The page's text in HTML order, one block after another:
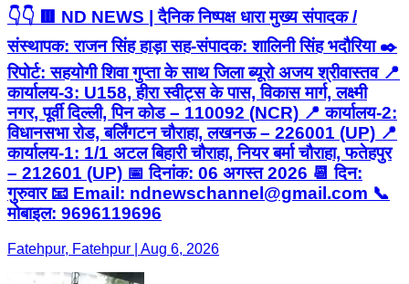
👇👇 🟥 ND NEWS | दैनिक निष्पक्ष धारा मुख्य संपादक /
संस्थापक: राजन सिंह हाड़ा सह-संपादक: शालिनी सिंह भदौरिया ✒️
रिपोर्ट: सहयोगी शिवा गुप्ता के साथ जिला ब्यूरो अजय श्रीवास्तव 📍
कार्यालय-3: U158, हीरा स्वीट्स के पास, विकास मार्ग, लक्ष्मी
नगर, पूर्वी दिल्ली, पिन कोड – 110092 (NCR) 📍 कार्यालय-2:
विधानसभा रोड, बर्लिंगटन चौराहा, लखनऊ – 226001 (UP) 📍
कार्यालय-1: 1/1 अटल बिहारी चौराहा, नियर बर्मा चौराहा, फतेहपुर
– 212601 (UP) 📅 दिनांक: 06 अगस्त 2026 📆 दिन:
गुरुवार 📧 Email: ndnewschannel@gmail.com 📞
मोबाइल: 9696119696
Fatehpur, Fatehpur | Aug 6, 2026